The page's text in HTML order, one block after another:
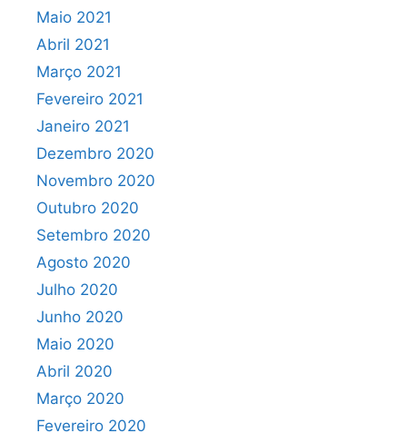
Maio 2021
Abril 2021
Março 2021
Fevereiro 2021
Janeiro 2021
Dezembro 2020
Novembro 2020
Outubro 2020
Setembro 2020
Agosto 2020
Julho 2020
Junho 2020
Maio 2020
Abril 2020
Março 2020
Fevereiro 2020